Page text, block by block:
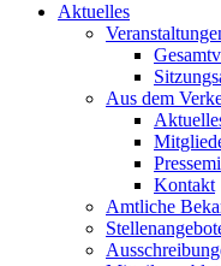
Aktuelles
Aus dem
Kontakt
Amtliche